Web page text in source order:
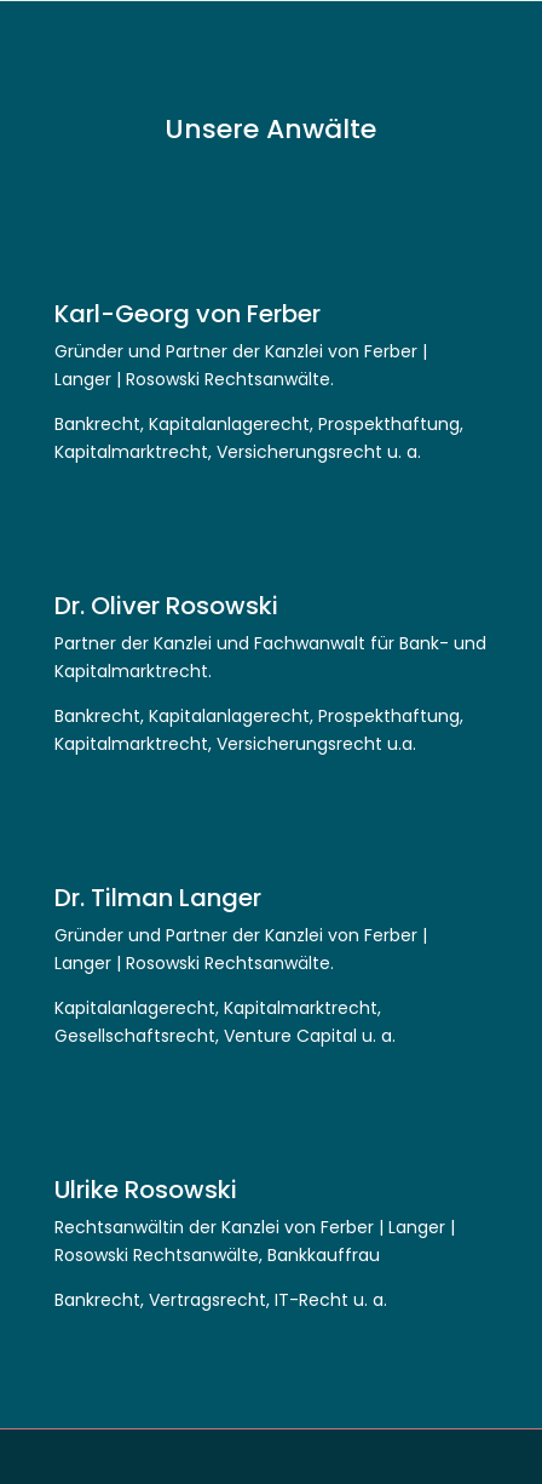
Unsere Anwälte
Karl-Georg von Ferber
Gründer und Partner der Kanzlei von Ferber |
Langer | Rosowski Rechtsanwälte.
Bankrecht, Kapitalanlagerecht, Prospekthaftung,
Kapitalmarktrecht, Versicherungsrecht u. a.
Dr. Oliver Rosowski
Partner der Kanzlei und Fachwanwalt für Bank- und
Kapitalmarktrecht.
Bankrecht, Kapitalanlagerecht, Prospekthaftung,
Kapitalmarktrecht, Versicherungsrecht u.a.
Dr. Tilman Langer
Gründer und Partner der Kanzlei von Ferber |
Langer | Rosowski Rechtsanwälte.
Kapitalanlagerecht, Kapitalmarktrecht,
Gesellschaftsrecht, Venture Capital u. a.
Ulrike Rosowski
Rechtsanwältin der Kanzlei von Ferber | Langer |
Rosowski Rechtsanwälte, Bankkauffrau
Bankrecht, Vertragsrecht, IT-Recht u. a.